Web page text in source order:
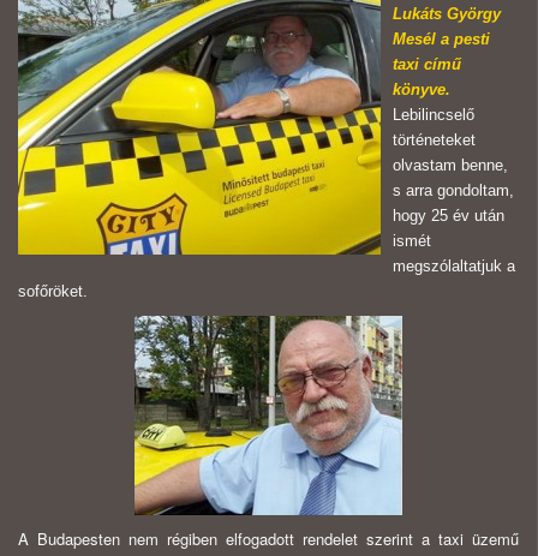
Lukáts György
Mesél a pesti
taxi című
könyve.
Lebilincselő
történeteket
olvastam benne,
s arra gondoltam,
hogy 25 év után
ismét
megszólaltatjuk a
sofőröket.
A Budapesten nem régiben elfogadott rendelet szerint a taxi üzemű